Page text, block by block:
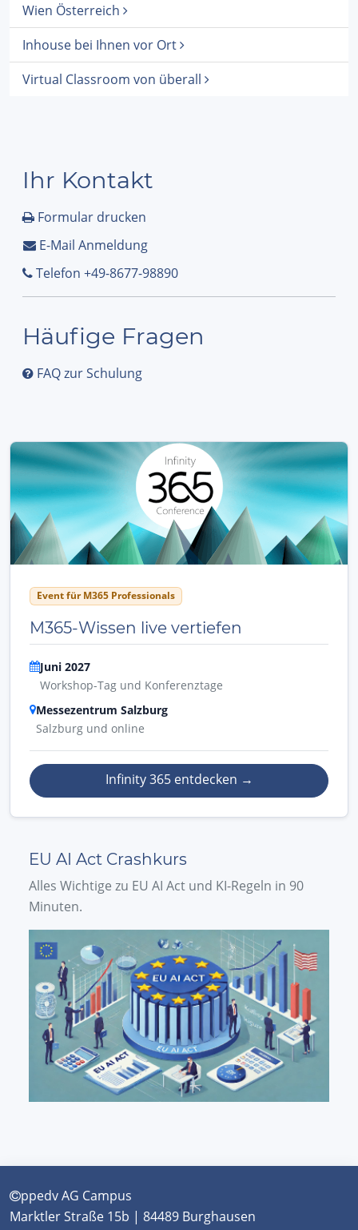
Wien Österreich
Inhouse bei Ihnen vor Ort
Virtual Classroom von überall
Ihr Kontakt
Formular drucken
E-Mail Anmeldung
Telefon +49-8677-98890
Häufige Fragen
FAQ zur Schulung
Event für M365 Professionals
M365-Wissen live vertiefen
Juni 2027
Workshop-Tag und Konferenztage
Messezentrum Salzburg
Salzburg und online
Infinity 365 entdecken →
EU AI Act Crashkurs
Alles Wichtige zu EU AI Act und KI-Regeln in 90
Minuten.
ppedv AG Campus
Marktler Straße 15b | 84489 Burghausen